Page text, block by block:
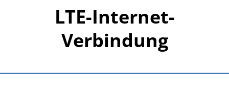
LTE-Internet-
Verbindung